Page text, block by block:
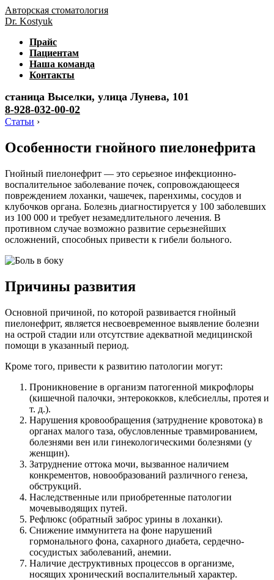
Авторская стоматология
Dr. Kostyuk
Прайс
Пациентам
Наша команда
Контакты
станица Выселки, улица Лунева, 101
8-928-032-00-02
Статьи ›
Особенности гнойного пиелонефрита
Гнойный пиелонефрит — это серьезное инфекционно-
воспалительное заболевание почек, сопровождающееся
повреждением лоханки, чашечек, паренхимы, сосудов и
клубочков органа. Болезнь диагностируется у 100 заболевших
из 100 000 и требует незамедлительного лечения. В
противном случае возможно развитие серьезнейших
осложнений, способных привести к гибели больного.
Причины развития
Основной причиной, по которой развивается гнойный
пиелонефрит, является несвоевременное выявление болезни
на острой стадии или отсутствие адекватной медицинской
помощи в указанный период.
Кроме того, привести к развитию патологии могут:
Проникновение в организм патогенной микрофлоры
(кишечной палочки, энтерококков, клебсиеллы, протея и
т. д.).
Нарушения кровообращения (затруднение кровотока) в
органах малого таза, обусловленные травмированием,
болезнями вен или гинекологическими болезнями (у
женщин).
Затруднение оттока мочи, вызванное наличием
конкрементов, новообразований различного генеза,
обструкций.
Наследственные или приобретенные патологии
мочевыводящих путей.
Рефлюкс (обратный заброс урины в лоханки).
Снижение иммунитета на фоне нарушений
гормонального фона, сахарного диабета, сердечно-
сосудистых заболеваний, анемии.
Наличие деструктивных процессов в организме,
носящих хронический воспалительный характер.